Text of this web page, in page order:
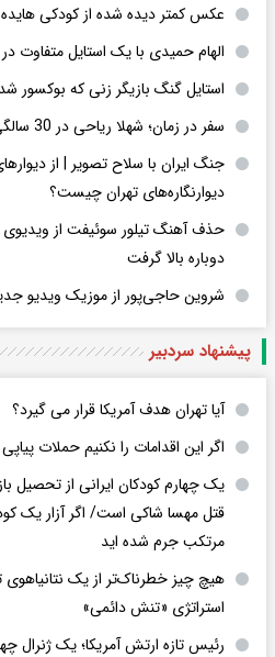
عکس کمتر دیده شده از کودکی هایده
الهام حمیدی با یک استایل متفاوت در
استایل گنگ بازیگر زنی که
سفر در زمان؛ شهلا ریاحی در 30 سالگی سوار بر الاغ در «بوسۀ مادر»
جنگ ایران با سلاح تصویر | از
دیوارنگاره‌های تهران چیست؟
حذف آهنگ تیلور سوئیفت از
دوباره بالا گرفت
شروین حاجی‌پور از موزیک ویدیو
پیشنهاد سردبیر
آیا تهران هدف آمریکا قرار می گیرد؟
اگر این اقدامات را نکنیم حملات
یک چهارم کودکان ایرانی از تحصیل
قتل مهسا شاکی است/ اگر آزار یک
مرتکب جرم شده اید
هیچ چیز خطرناک‌تر از یک
استراتژی «تنش دائمی»
رئیس تازه ارتش آمریکا؛ یک ژنرال